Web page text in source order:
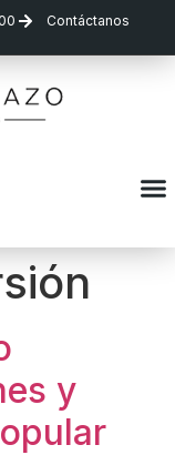
Contáctanos
y